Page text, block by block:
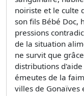
noiriste et le culte
son fils Bébé Doc,
pressions
de la situation
ne survit que
distributions
émeutes de la
villes de Gonaïves